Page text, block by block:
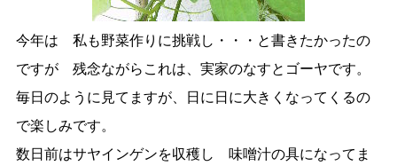
今年は 私も野菜作りに挑戦し・・・と書きたかったの
ですが 残念ながらこれは、実家のなすとゴーヤです。
毎日のように見てますが、日に日に大きくなってくるの
で楽しみです。
数日前はサヤインゲンを収穫し 味噌汁の具になってま